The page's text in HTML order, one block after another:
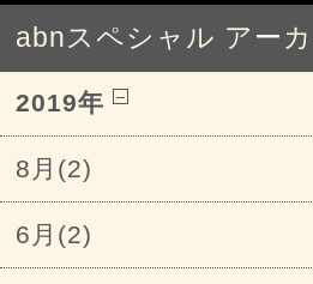
abnスペシャル アー
2019年
8月(2)
6月(2)